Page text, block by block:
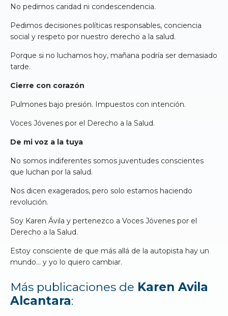
No pedimos caridad ni condescendencia.
Pedimos decisiones políticas responsables, conciencia
social y respeto por nuestro derecho a la salud.
Porque si no luchamos hoy, mañana podría ser demasiado
tarde.
Cierre con corazón
Pulmones bajo presión. Impuestos con intención.
Voces Jóvenes por el Derecho a la Salud.
De mi voz a la tuya
No somos indiferentes somos juventudes conscientes
que luchan por la salud.
Nos dicen exagerados, pero solo estamos haciendo
revolución.
Soy Karen Ávila y pertenezco a Voces Jóvenes por el
Derecho a la Salud.
Estoy consciente de que más allá de la autopista hay un
mundo… y yo lo quiero cambiar.
Más publicaciones de Karen Avila
Alcantara: